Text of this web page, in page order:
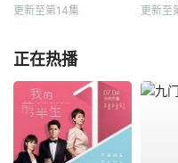
更新至第14集 更新至
正在热播